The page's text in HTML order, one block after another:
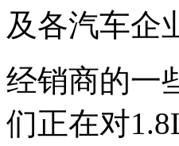
及各汽车企
经销商的一
们正在对